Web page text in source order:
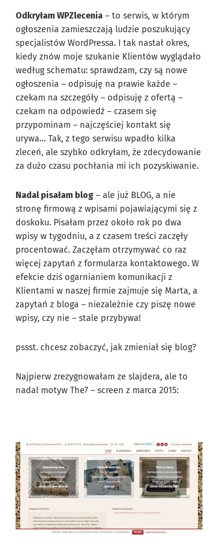
Odkryłam WPZlecenia – to serwis, w którym
ogłoszenia zamieszczają ludzie poszukujący
specjalistów WordPressa. I tak nastał okres,
kiedy znów moje szukanie Klientów wyglądało
według schematu: sprawdzam, czy są nowe
ogłoszenia – odpisuję na prawie każde –
czekam na szczegóły – odpisuję z ofertą –
czekam na odpowiedź – czasem się
przypominam – najczęściej kontakt się
urywa… Tak, z tego serwisu wpadło kilka
zleceń, ale szybko odkryłam, że zdecydowanie
za dużo czasu pochłania mi ich pozyskiwanie.
Nadal pisałam blog – ale już BLOG, a nie
stronę firmową z wpisami pojawiającymi się z
doskoku. Pisałam przez około rok po dwa
wpisy w tygodniu, a z czasem treści zaczęły
procentować. Zaczęłam otrzymywać co raz
więcej zapytań z formularza kontaktowego. W
efekcie dziś ogarnianiem komunikacji z
Klientami w naszej firmie zajmuje się Marta, a
zapytań z bloga – niezależnie czy piszę nowe
wpisy, czy nie – stale przybywa!
pssst. chcesz zobaczyć, jak zmieniał się blog?
Najpierw zrezygnowałam ze slajdera, ale to
nadal motyw The7 – screen z marca 2015: